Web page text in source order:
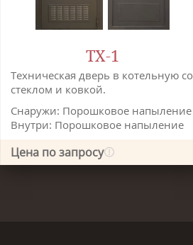
ТХ-1
Техническая дверь в котельную со
стеклом и ковкой.
Снаружи: Порошковое напыление
Внутри: Порошковое напыление
Цена по запросу